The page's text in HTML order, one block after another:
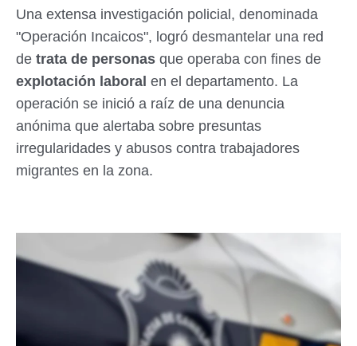
Una extensa investigación policial, denominada
"Operación Incaicos", logró desmantelar una red
de trata de personas que operaba con fines de
explotación laboral en el departamento. La
operación se inició a raíz de una denuncia
anónima que alertaba sobre presuntas
irregularidades y abusos contra trabajadores
migrantes en la zona.